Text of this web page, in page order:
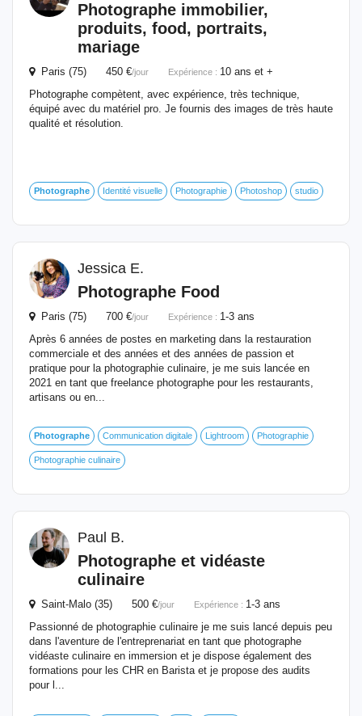
Photographe immobilier,
produits, food , portraits,
mariage
Paris (75) 450 €/jour Expérience : 10 ans et +
Photographe compètent, avec expérience, très technique,
équipé avec du matériel pro. Je fournis des images de très haute
qualité et résolution.
Photographe Identité visuelle Photographie Photoshop studio
Jessica E.
Photographe Food
Paris (75) 700 €/jour Expérience : 1-3 ans
Après 6 années de postes en marketing dans la restauration
commerciale et des années et des années de passion et
pratique pour la photographie culinaire, je me suis lancée en
2021 en tant que freelance photographe pour les restaurants,
artisans ou en...
Photographe Communication digitale Lightroom Photographie
Photographie culinaire
Paul B.
Photographe et vidéaste
culinaire
Saint-Malo (35) 500 €/jour Expérience : 1-3 ans
Passionné de photographie culinaire je me suis lancé depuis peu
dans l'aventure de l'entreprenariat en tant que photographe
vidéaste culinaire en immersion et je dispose également des
formations pour les CHR en Barista et je propose des audits
pour l...